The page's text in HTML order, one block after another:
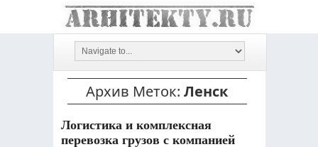
Архив Меток: Ленск
Логистика и комплексная
перевозка грузов с компанией